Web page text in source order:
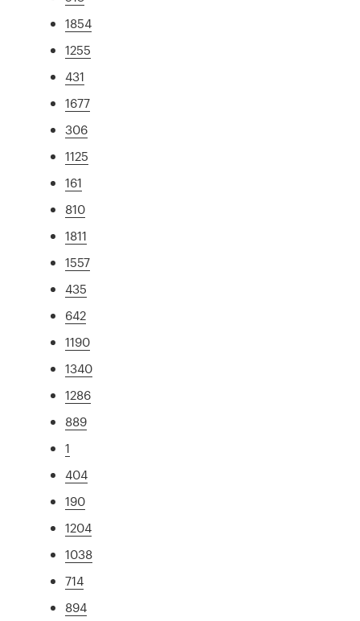
1854
1255
431
1677
306
1125
161
810
1811
1557
435
642
1190
1340
1286
889
1
404
190
1204
1038
714
894